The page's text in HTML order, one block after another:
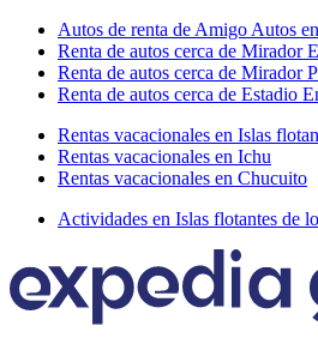
Autos de renta de Amigo Autos
Renta de autos cerca de Mirador
Renta de autos cerca de Mirador
Renta de autos cerca de Estadio
Rentas vacacionales en Islas
Rentas vacacionales en Ichu
Rentas vacacionales en Chucuito
Actividades en Islas flotantes de